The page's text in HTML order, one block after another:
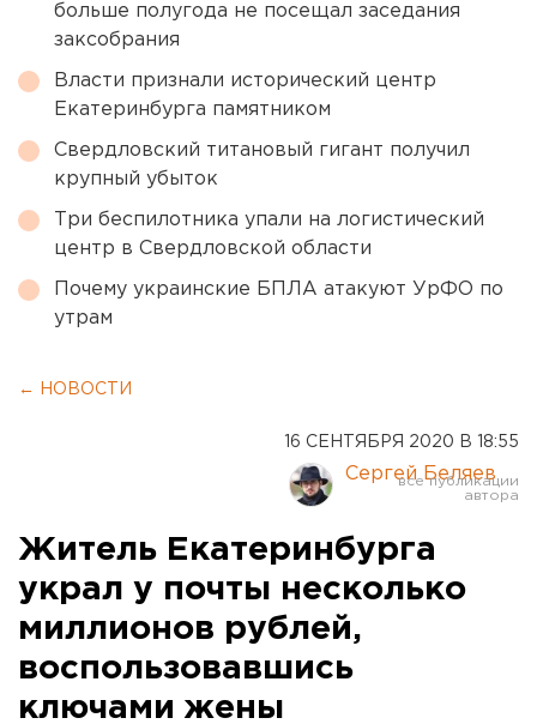
больше полугода не посещал заседания
заксобрания
Власти признали исторический центр
Екатеринбурга памятником
Свердловский титановый гигант получил
крупный убыток
Три беспилотника упали на логистический
центр в Свердловской области
Почему украинские БПЛА атакуют УрФО по
утрам
← НОВОСТИ
16 СЕНТЯБРЯ 2020 В 18:55
Сергей Беляев
Житель Екатеринбурга
украл у почты несколько
миллионов рублей,
воспользовавшись
ключами жены